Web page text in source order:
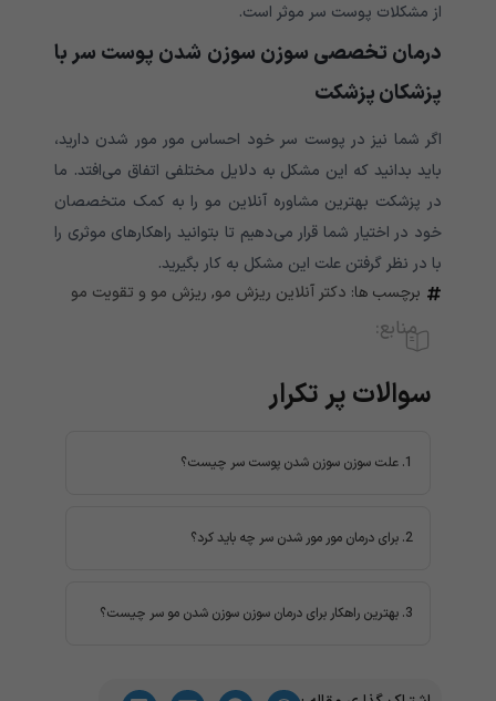
از مشکلات پوست سر موثر است.
درمان تخصصی سوزن سوزن شدن پوست سر با
پزشکان پزشکت
اگر شما نیز در پوست سر خود احساس مور مور شدن دارید،
باید بدانید که این مشکل به دلایل مختلفی اتفاق می‌افتد. ما
در پزشکت بهترین مشاوره آنلاین مو را به کمک متخصصان
خود در اختیار شما قرار می‌دهیم تا بتوانید راهکارهای موثری را
با در نظر گرفتن علت این مشکل به کار بگیرید.
برچسب ها: دکتر آنلاین ریزش مو, ریزش مو و تقویت مو
منابع:
سوالات پر تکرار
1. علت سوزن سوزن شدن پوست سر چیست؟
میگرن، ریزش مو و...
2. برای درمان مور مور شدن سر چه باید کرد؟
باعث ابتلا به این مشکل شده است. تشخیص به موقع
3. بهترین راهکار برای درمان سوزن سوزن شدن مو سر چیست؟